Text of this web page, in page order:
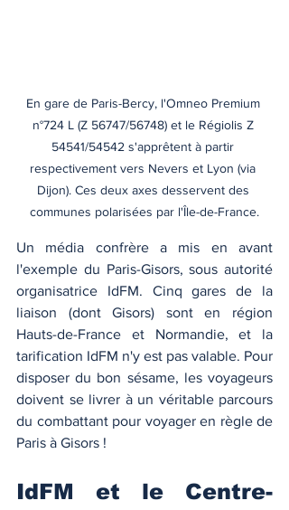
En gare de Paris-Bercy, l'Omneo Premium
n°724 L (Z 56747/56748) et le Régiolis Z
54541/54542 s'apprêtent à partir
respectivement vers Nevers et Lyon (via
Dijon). Ces deux axes desservent des
communes polarisées par l'Île-de-France.
Un média confrère a mis en avant
l'exemple du Paris-Gisors, sous autorité
organisatrice IdFM. Cinq gares de la
liaison (dont Gisors) sont en région
Hauts-de-France et Normandie, et la
tarification IdFM n'y est pas valable. Pour
disposer du bon sésame, les voyageurs
doivent se livrer à un véritable parcours
du combattant pour voyager en règle de
Paris à Gisors !
IdFM et le Centre-